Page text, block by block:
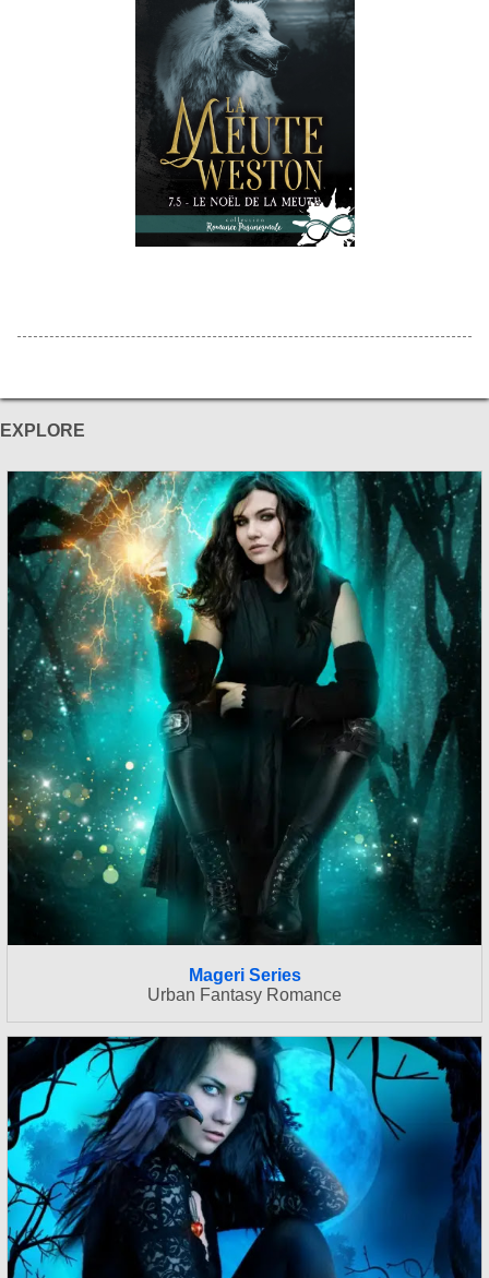
EXPLORE
Mageri Series
Urban Fantasy Romance